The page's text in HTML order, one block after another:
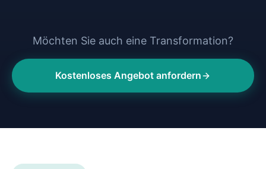
Möchten Sie auch eine Transformation?
Kostenloses Angebot anfordern